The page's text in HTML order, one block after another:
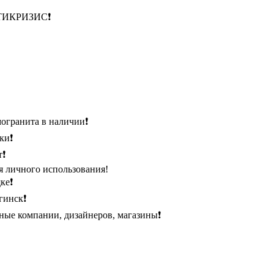
в наличии❗️
использования!
компании, дизайнеров, магазины❗️